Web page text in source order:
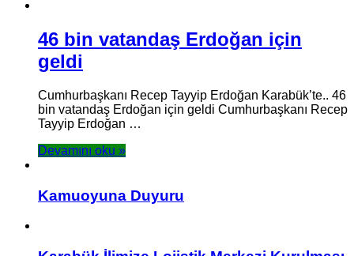
46 bin vatandaş Erdoğan için
geldi
Cumhurbaşkanı Recep Tayyip Erdoğan Karabük’te.. 46
bin vatandaş Erdoğan için geldi Cumhurbaşkanı Recep
Tayyip Erdoğan …
Devamını oku »
Kamuoyuna Duyuru